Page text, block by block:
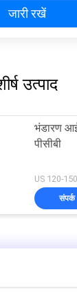
जारी रखें
उत्पाद
भंडारण
पीसीबी
संपर्क